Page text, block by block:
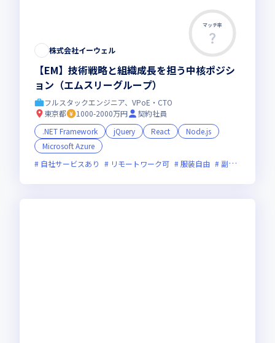
マッチ率
株式会社イーウェル
【EM】技術戦略と組織成長を担う中核ポジシ
ョン（エムスリーグループ）
フルスタックエンジニア、VPoE・CTO
東京都
1000-2000万円
契約社員
.NET Framework
jQuery React
Node.js
Microsoft Azure
自社サービスあり
リモートワーク可 服装自由 副業可